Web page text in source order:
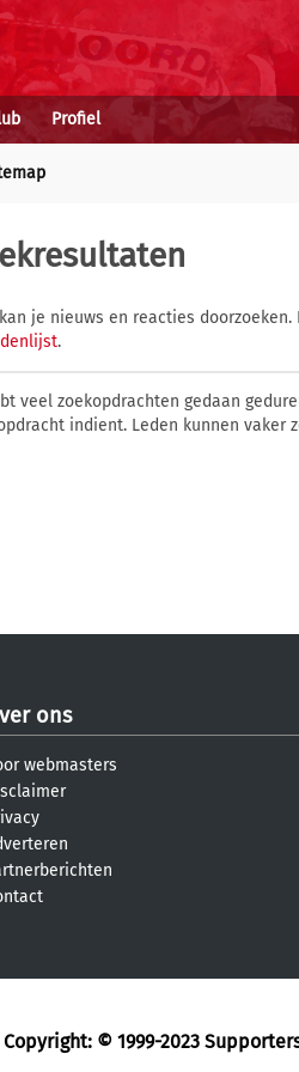
Profiel
je nieuws en reacties
.
veel zoekopdrachten gedaan
indient. Leden kunnen vaker
ons
webmasters
Copyright: © 1999-2023